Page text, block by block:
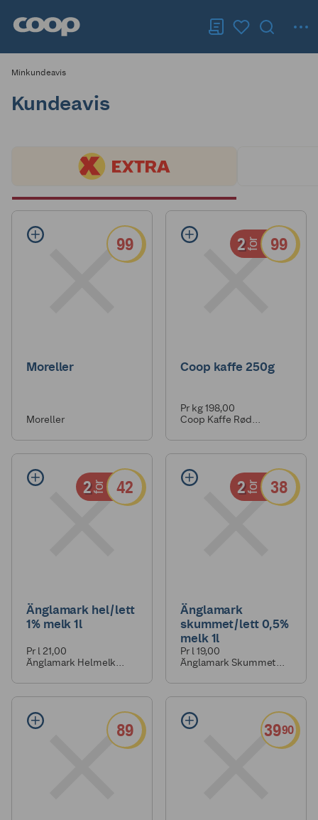
Minkundeavis
Kundeavis
99
Moreller
Moreller
2for 99
Coop kaffe 250g
Pr kg 198,00
Coop Kaffe Rød
2for 42
Änglamark hel/lett
1% melk 1l
Pr l 21,00
Änglamark Helmelk
2for 38
Änglamark
skummet/lett 0,5%
melk 1l
Pr l 19,00
Änglamark Skummet
89 3990